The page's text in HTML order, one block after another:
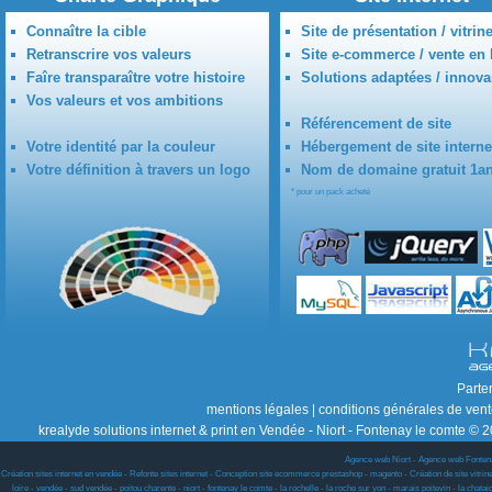
Connaître la cible
Retranscrire vos valeurs
Faîre transparaître votre histoire
Vos valeurs et vos ambitions
Votre identité par la couleur
Votre définition à travers un logo
Site de présentation /
Site e-commerce / vente en
Solutions adaptées /
Référencement de site
Hébergement de site
Nom de domaine gratuit
* pour un pack acheté
mentions légales
conditions générales de
krealyde solutions internet & print en Vendée - Niort - Fontenay le comte ©
Agence web Niort - Agence web
Création sites internet en vendée - Refonte sites internet - Conception site ecommerce prestashop - magento - Création de site
loire - vendée - sud vendée - poitou charente - niort - fontenay le comte - la rochelle - la roche sur yon - marais poitevin - la